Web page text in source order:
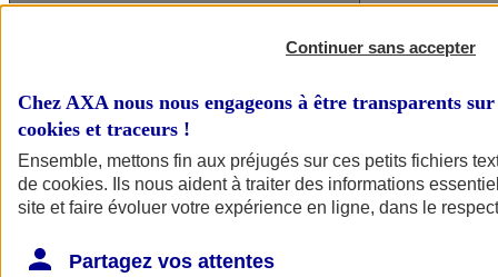
Continuer sans accepter
Chez AXA nous nous engageons à être transparents
cookies et traceurs !
Ensemble, mettons fin aux préjugés sur ces petits fichiers
de cookies. Ils nous aident à traiter des informations
site et faire évoluer votre expérience en ligne, dans le
Partagez vos attentes